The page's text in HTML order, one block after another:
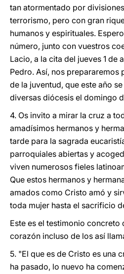
tan atormentado por
terrorismo, pero con gran
humanos y espirituales.
número, junto con vuestros
Lacio, a la cita del jueves 1 de
Pedro. Así, nos prepararemos
de la juventud, que este año
diversas diócesis el domingo
4. Os invito a mirar la cruz a
amadísimos hermanos y
tarde para la sagrada
parroquiales abiertas y
viven numerosos fieles
Que estos hermanos y
amados como Cristo amó y
toda mujer hasta el sacrificio
Este es el testimonio concreto
corazón incluso de los así
5. "El que es de Cristo es una
ha pasado, lo nuevo ha